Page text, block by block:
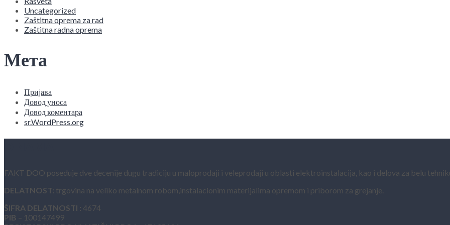
Uncategorized
Zaštitna oprema za rad
Zaštitna radna oprema
Мета
Пријава
Довод уноса
Довод коментара
sr.WordPress.org
FAKT DOO poseduje dve decenije dugu tradiciju u maloprodaji i veleprodaji u oblasti elektroinstalacija, kao i delova za belu
DELATNOST: trgovina na veliko metalnom robom,instalacionim materijalima opremom i priborom za grejanje.
ŠIFRA DELATNOSTI : 4674
PIB – 100147499